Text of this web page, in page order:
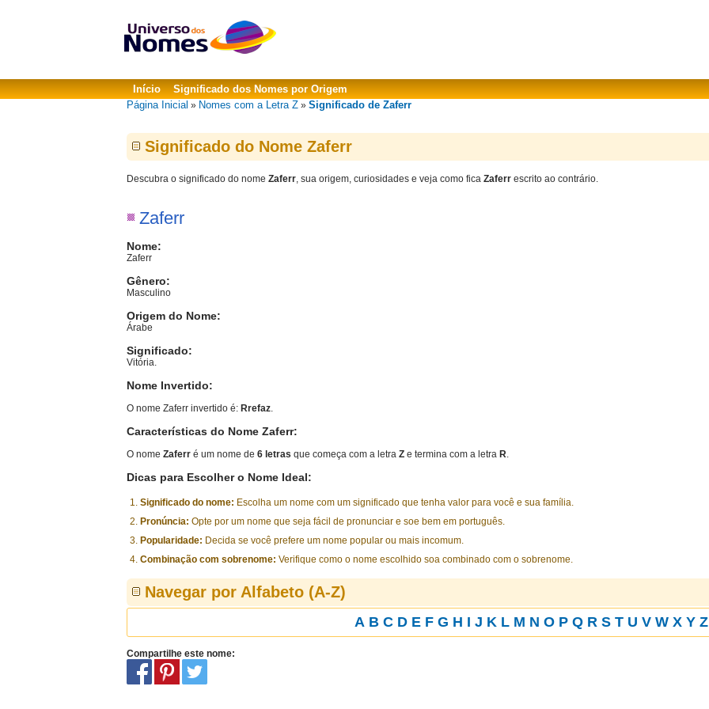
Início
Significado dos Nomes por Origem
Página Inicial » Nomes com a Letra Z » Significado de Zaferr
Significado do Nome Zaferr
Descubra o significado do nome Zaferr, sua origem, curiosidades e veja como fica Zaferr escrito ao contrário.
Zaferr
Nome:
Zaferr
Gênero:
Masculino
Origem do Nome:
Árabe
Significado:
Vitória.
Nome Invertido:
O nome Zaferr invertido é: Rrefaz.
Características do Nome Zaferr:
O nome Zaferr é um nome de 6 letras que começa com a letra Z e termina com a letra R.
Dicas para Escolher o Nome Ideal:
Significado do nome: Escolha um nome com um significado que tenha valor para você e sua família.
Pronúncia: Opte por um nome que seja fácil de pronunciar e soe bem em português.
Popularidade: Decida se você prefere um nome popular ou mais incomum.
Combinação com sobrenome: Verifique como o nome escolhido soa combinado com o sobrenome.
Navegar por Alfabeto (A-Z)
A B C D E F G H I J K L M N O P Q R S T U V W X Y Z
Compartilhe este nome: